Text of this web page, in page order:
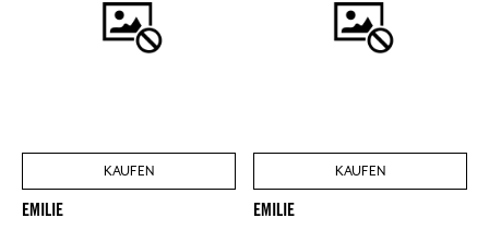
KAUFEN
EMILIE
KAUFEN
EMILIE